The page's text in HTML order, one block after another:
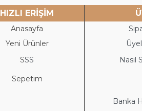
HIZLI ERİŞİM
Anasayfa
Yeni Ürünler
SSS Nasıl
Sepetim
Banka